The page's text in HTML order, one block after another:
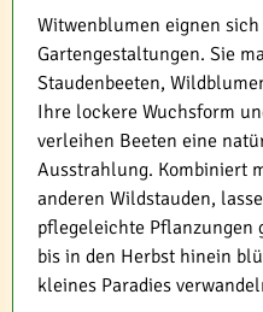
Witwenblumen eignen
Gartengestaltungen. Sie
Staudenbeeten,
Ihre lockere Wuchsform
verleihen Beeten eine
Ausstrahlung. Kombiniert
anderen Wildstauden,
pflegeleichte Pflanzungen
bis in den Herbst hinein
kleines Paradies